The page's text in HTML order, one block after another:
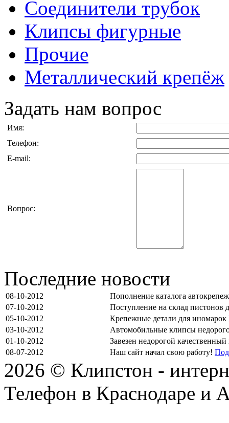
Соединители трубок
Клипсы фигурные
Прочие
Металлический крепёж
Задать нам вопрос
Имя:
Телефон:
E-mail:
Вопрос:
Последние новости
08-10-2012
Пополнение каталога
07-10-2012
Поступление на склад пистонов
05-10-2012
Крепежные детали для иномарок
03-10-2012
Автомобильные клипсы
01-10-2012
Завезен недорогой
08-07-2012
Наш сайт начал свою работу!
2026 © Клипстон -
Телефон в Краснодаре и